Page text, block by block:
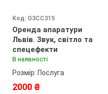
Код: ОЗСС315
Оренда апаратури
Львів. Звук, світло та
спецефекти
В наявності
Розмір: Послуга
2000 ₴